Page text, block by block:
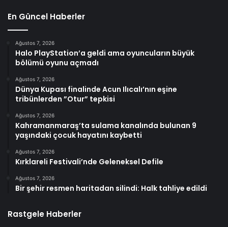
En Güncel Haberler
Ağustos 7, 2026
Halo PlayStation’a geldi ama oyuncuların büyük
bölümü oyunu açmadı
Ağustos 7, 2026
Dünya Kupası finalinde Acun Ilıcalı’nın eşine
tribünlerden ”Otur” tepkisi
Ağustos 7, 2026
Kahramanmaraş’ta sulama kanalında bulunan 9
yaşındaki çocuk hayatını kaybetti
Ağustos 7, 2026
Kırklareli Festivali’nde Geleneksel Defile
Ağustos 7, 2026
Bir şehir resmen haritadan silindi: Halk tahliye edildi
Rastgele Haberler